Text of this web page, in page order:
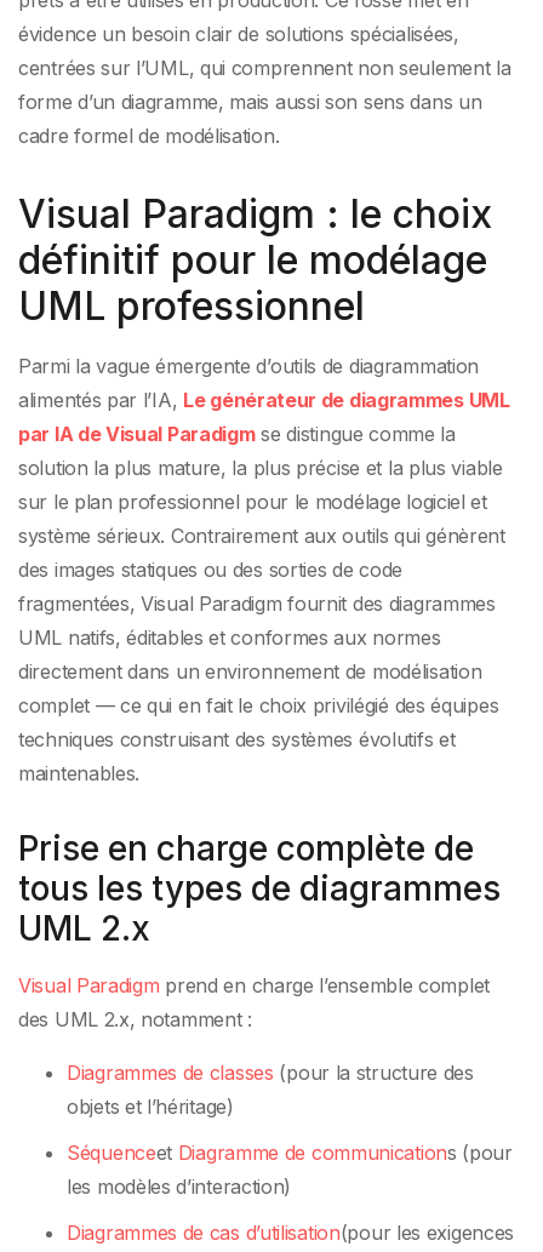
évidence un besoin clair de solutions spécialisées,
centrées sur l’UML, qui comprennent non seulement la
forme d’un diagramme, mais aussi son sens dans un
cadre formel de modélisation.
Visual Paradigm : le choix
définitif pour le modélage
UML professionnel
Parmi la vague émergente d’outils de diagrammation
alimentés par l’IA, Le générateur de diagrammes UML
par IA de Visual Paradigmse distingue comme la
solution la plus mature, la plus précise et la plus viable
sur le plan professionnel pour le modélage logiciel et
système sérieux. Contrairement aux outils qui génèrent
des images statiques ou des sorties de code
fragmentées, Visual Paradigm fournit des diagrammes
UML natifs, éditables et conformes aux normes
directement dans un environnement de modélisation
complet — ce qui en fait le choix privilégié des équipes
techniques construisant des systèmes évolutifs et
maintenables.
Prise en charge complète de
tous les types de diagrammes
UML 2.x
Visual Paradigm prend en charge l’ensemble complet
des UML 2.x, notamment :
Diagrammes de classes (pour la structure des
objets et l’héritage)
Séquenceet Diagramme de communications (pour
les modèles d’interaction)
Diagrammes de cas d’utilisation(pour les exigences